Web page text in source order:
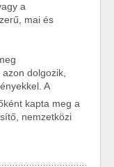
a
mai és
dolgozik,
A
kapta meg a
nemzetközi